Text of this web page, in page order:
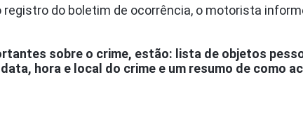
registro do boletim de ocorrência, o motorista
sobre o crime, estão: lista de objetos
hora e local do crime e um resumo de como